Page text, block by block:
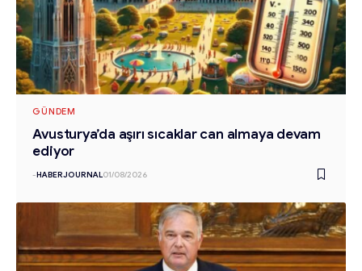
GÜNDEM
Avusturya’da aşırı sıcaklar can almaya devam
ediyor
-HABERJOURNAL01/08/2026